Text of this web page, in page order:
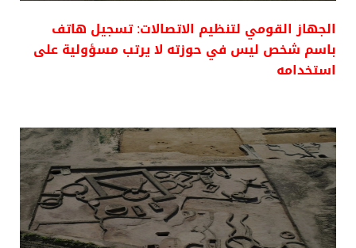
الجهاز القومي لتنظيم الاتصالات: تسجيل هاتف
باسم شخص ليس في حوزته لا يرتب مسؤولية على
استخدامه